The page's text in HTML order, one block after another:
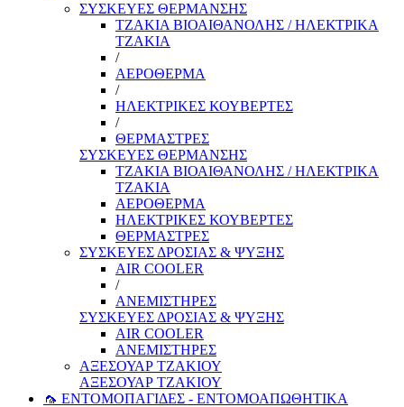
ΣΥΣΚΕΥΕΣ ΘΕΡΜΑΝΣΗΣ
ΤΖΑΚΙΑ ΒΙΟΑΙΘΑΝΟΛΗΣ / ΗΛΕΚΤΡΙΚΑ
ΤΖΑΚΙΑ
/
ΑΕΡΟΘΕΡΜΑ
/
ΗΛΕΚΤΡΙΚΕΣ ΚΟΥΒΕΡΤΕΣ
/
ΘΕΡΜΑΣΤΡΕΣ
ΣΥΣΚΕΥΕΣ ΘΕΡΜΑΝΣΗΣ
ΤΖΑΚΙΑ ΒΙΟΑΙΘΑΝΟΛΗΣ / ΗΛΕΚΤΡΙΚΑ
ΤΖΑΚΙΑ
ΑΕΡΟΘΕΡΜΑ
ΗΛΕΚΤΡΙΚΕΣ ΚΟΥΒΕΡΤΕΣ
ΘΕΡΜΑΣΤΡΕΣ
ΣΥΣΚΕΥΕΣ ΔΡΟΣΙΑΣ & ΨΥΞΗΣ
AIR COOLER
/
ΑΝΕΜΙΣΤΗΡΕΣ
ΣΥΣΚΕΥΕΣ ΔΡΟΣΙΑΣ & ΨΥΞΗΣ
AIR COOLER
ΑΝΕΜΙΣΤΗΡΕΣ
ΑΞΕΣΟΥΑΡ ΤΖΑΚΙΟΥ
ΑΞΕΣΟΥΑΡ ΤΖΑΚΙΟΥ
🦟 ΕΝΤΟΜΟΠΑΓΙΔΕΣ - ΕΝΤΟΜΟΑΠΩΘΗΤΙΚΑ